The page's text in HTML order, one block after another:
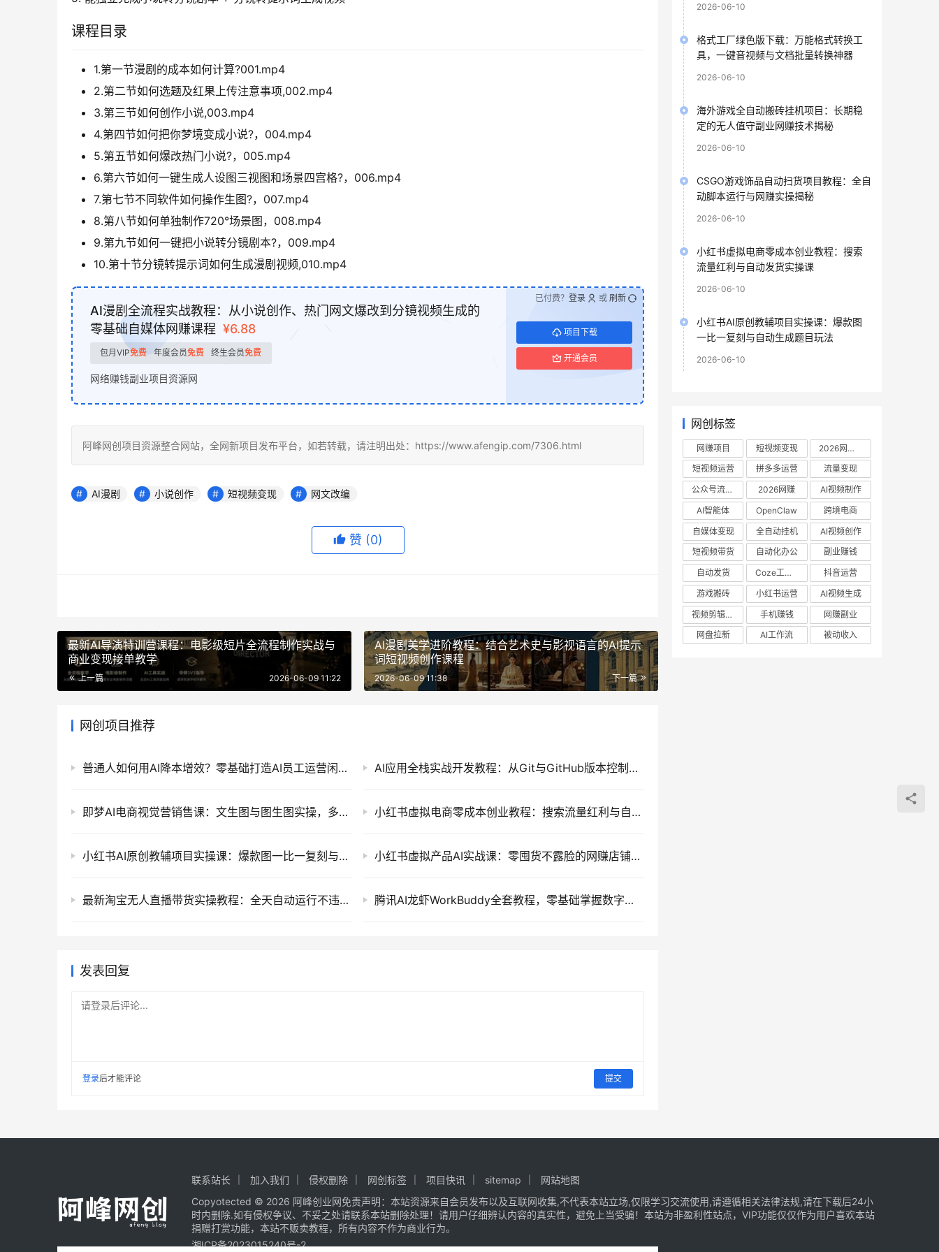
课程目录
1.第一节漫剧的成本如何计算?001.mp4
2.第二节如何选题及红果上传注意事项,002.mp4
3.第三节如何创作小说,003.mp4
4.第四节如何把你梦境变成小说?，004.mp4
5.第五节如何爆改热门小说?，005.mp4
6.第六节如何一键生成人设图三视图和场景四宫格?，006.mp4
7.第七节不同软件如何操作生图?，007.mp4
8.第八节如何单独制作720°场景图，008.mp4
9.第九节如何一键把小说转分镜剧本?，009.mp4
10.第十节分镜转提示词如何生成漫剧视频,010.mp4
AI漫剧全流程实战教程：从小说创作、热门网文爆改到分镜视频生成的
零基础自媒体网赚课程 ¥6.88
包月VIP免费 年度会员免费 终生会员免费
网络赚钱副业项目资源网
项目下载
开通会员
已付费？ 登录 或 刷新
阿峰网创项目资源整合网站，全网新项目发布平台，如若转载，请注明出处：https://www.afengip.com/7306.html
AI漫剧 小说创作 短视频变现 网文改编
赞 (0)
最新AI导演特训营课程：电影级短片全流程制作实战与
商业变现接单教学
上一篇 2026-06-09 11:22
AI漫剧美学进阶教程：结合艺术史与影视语言的AI提示
词短视频创作课程
下一篇
2026-06-09 11:38
网创项目推荐
普通人如何用AI降本增效？零基础打造AI员工运营闲鱼与小红书实战教程 AI应用全栈实战开发教程：从Git与GitHub版本控制到Docker容器化部署
即梦AI电商视觉营销售课：文生图与图生图实操，多类目降本增效及爆款短视频批量制作教程 小红书虚拟电商零成本创业教程：搜索流量红利与自动发货实操课
小红书AI原创教辅项目实操课：爆款图一比一复刻与自动生成题目玩法 小红书虚拟产品AI实战课：零囤货不露脸的网赚店铺运营全流程教学
最新淘宝无人直播带货实操教程：全天自动运行不违规防封号的电商网赚项目 腾讯AI龙虾WorkBuddy全套教程，零基础掌握数字员工与AI办公自动化工具
发表回复
请登录后评论...
登录后才能评论 提交
2026-06-10
格式工厂绿色版下载：万能格式转换工
具，一键音视频与文档批量转换神器
2026-06-10
海外游戏全自动搬砖挂机项目：长期稳
定的无人值守副业网赚技术揭秘
2026-06-10
CSGO游戏饰品自动扫货项目教程：全自
动脚本运行与网赚实操揭秘
2026-06-10
小红书虚拟电商零成本创业教程：搜索
流量红利与自动发货实操课
2026-06-10
小红书AI原创教辅项目实操课：爆款图
一比一复刻与自动生成题目玩法
2026-06-10
网创标签
网赚项目 短视频变现
2026网赚项目
短视频运营
拼多多运营
流量变现
公众号流量主
2026网赚
AI视频制作
AI智能体
OpenClaw
跨境电商
自媒体变现
全自动挂机
AI视频创作
短视频带货
自动化办公
副业赚钱
自动发货
Coze工作流
抖音运营
游戏搬砖
小红书运营
AI视频生成
视频剪辑教程
手机赚钱
网赚副业
网盘拉新
AI工作流 被动收入
联系站长 加入我们 侵权删除 网创标签 项目快讯 sitemap
网站地图
Copyotected © 2026 阿峰创业网免责声明：本站资源来自会员发布以及互联网收集,不代表本站立场,仅限学习交流使用,请遵循相关法律法规,请在下载后24小
时内删除.如有侵权争议、不妥之处请联系本站删除处理！请用户仔细辨认内容的真实性，避免上当受骗！本站为非盈利性站点，VIP功能仅仅作为用户喜欢本站
捐赠打赏功能，本站不贩卖教程，所有内容不作为商业行为。
湘ICP备2023015240号-2